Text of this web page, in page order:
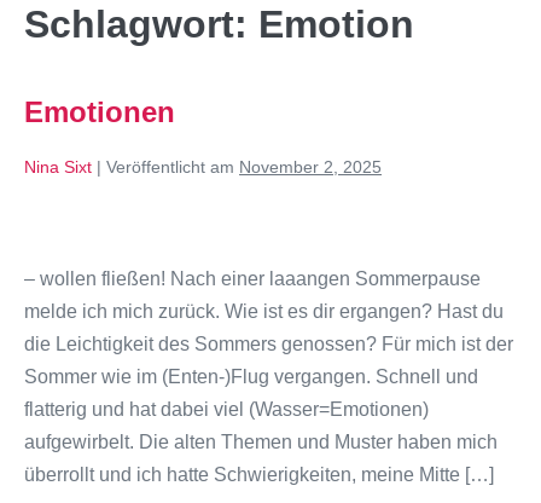
Schlagwort: Emotion
Emotionen
Nina Sixt | Veröffentlicht am November 2, 2025
– wollen fließen! Nach einer laaangen Sommerpause
melde ich mich zurück. Wie ist es dir ergangen? Hast du
die Leichtigkeit des Sommers genossen? Für mich ist der
Sommer wie im (Enten-)Flug vergangen. Schnell und
flatterig und hat dabei viel (Wasser=Emotionen)
aufgewirbelt. Die alten Themen und Muster haben mich
überrollt und ich hatte Schwierigkeiten, meine Mitte […]